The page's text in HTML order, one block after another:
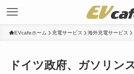
EVcafeホーム 充電サービス 海外充電サービス
ドイツ政府、ガソリン